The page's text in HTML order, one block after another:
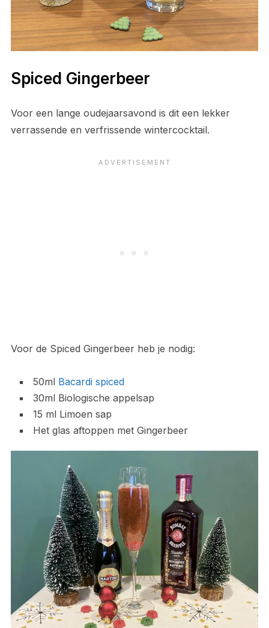
Spiced Gingerbeer
Voor een lange oudejaarsavond is dit een lekker
verrassende en verfrissende wintercocktail.
Voor de Spiced Gingerbeer heb je nodig:
50ml Bacardi spiced
30ml Biologische appelsap
15 ml Limoen sap
Het glas aftoppen met Gingerbeer